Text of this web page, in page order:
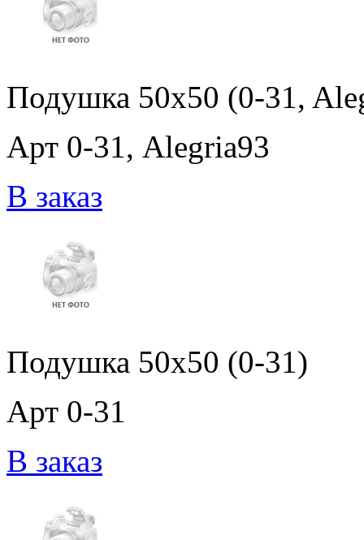
Подушка 50x50 (0-31,
Арт 0-31, Alegria93
В заказ
Подушка 50x50 (0-31)
Арт 0-31
В заказ